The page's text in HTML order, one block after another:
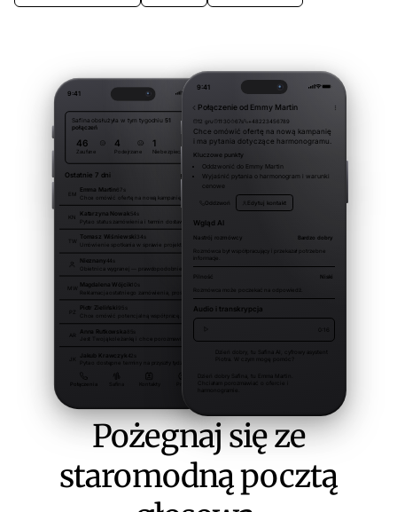
Pożegnaj się ze
staromodną pocztą